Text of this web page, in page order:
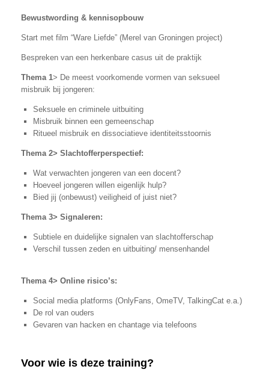
Bewustwording & kennisopbouw
Start met film “Ware Liefde” (Merel van Groningen project)
Bespreken van een herkenbare casus uit de praktijk
Thema 1> De meest voorkomende vormen van seksueel
misbruik bij jongeren:
Seksuele en criminele uitbuiting
Misbruik binnen een gemeenschap
Ritueel misbruik en dissociatieve identiteitsstoornis
Thema 2> Slachtofferperspectief:
Wat verwachten jongeren van een docent?
Hoeveel jongeren willen eigenlijk hulp?
Bied jij (onbewust) veiligheid of juist niet?
Thema 3> Signaleren:
Subtiele en duidelijke signalen van slachtofferschap
Verschil tussen zeden en uitbuiting/ mensenhandel
Thema 4> Online risico’s:
Social media platforms (OnlyFans, OmeTV, TalkingCat e.a.)
De rol van ouders
Gevaren van hacken en chantage via telefoons
Voor wie is deze training?